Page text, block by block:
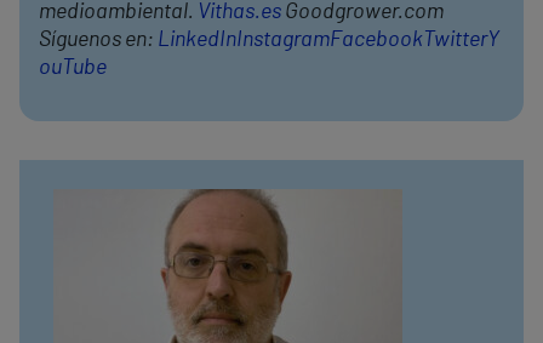
medioambiental. Vithas.es Goodgrower.com
Síguenos en: LinkedInInstagramFacebook TwitterY
ouTube